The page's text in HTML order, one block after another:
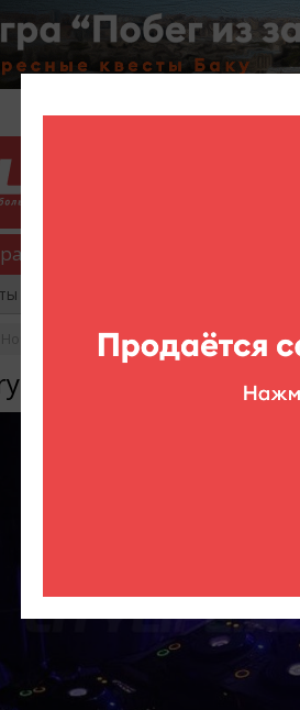
Ночные клубы Sound Factory Club
Club